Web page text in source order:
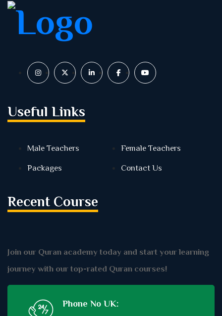
Useful Links
Male Teachers Female Teachers
Packages Contact Us
Recent Course
Join our Quran academy today and start your learning
journey with our top-rated Quran courses!
Phone No UK: